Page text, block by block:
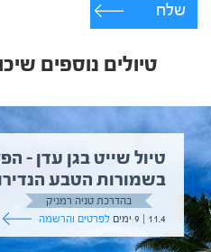
שלח
טיולים נוספים
טיול שייט בגן עדן –
בשמורות הטבע
בהדרכת טניה רמניק
11.4 | 9 ימים
לפרטים והרשמה